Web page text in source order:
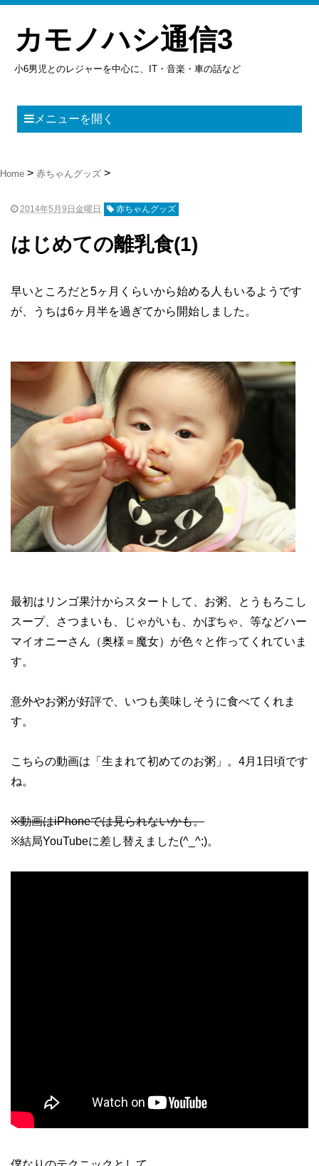
カモノハシ通信3
小6男児とのレジャーを中心に、IT・音楽・車の話など
メニューを開く
Home 赤ちゃんグッズ
2014年5月9日金曜日 赤ちゃんグッズ
はじめての離乳食(1)
早いところだと5ヶ月くらいから始める人もいるようです
が、うちは6ヶ月半を過ぎてから開始しました。
最初はリンゴ果汁からスタートして、お粥、とうもろこし
スープ、さつまいも、じゃがいも、かぼちゃ、等などハー
マイオニーさん（奥様＝魔女）が色々と作ってくれていま
す。
意外やお粥が好評で、いつも美味しそうに食べてくれま
す。
こちらの動画は「生まれて初めてのお粥」。4月1日頃です
ね。
※動画はiPhoneでは見られないかも。
※結局YouTubeに差し替えました(^_^;)。